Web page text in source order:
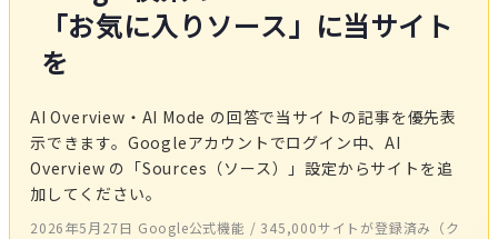
「お気に入りソース」に当サイト
を
AI Overview・AI Mode の回答で当サイトの記事を優先表
示できます。Googleアカウントでログイン中、AI
Overview の「Sources（ソース）」設定からサイトを追
加してください。
2026年5月27日 Google公式機能 / 345,000サイトが登録済み（ク